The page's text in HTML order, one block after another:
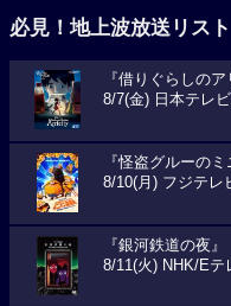
必見！地上波放送リスト
『借りぐらしのア
8/7(金) 日本テレ
『怪盗グルーのミ
8/10(月) フジテレ
『銀河鉄道の夜』
8/11(火) NHK/Eテ